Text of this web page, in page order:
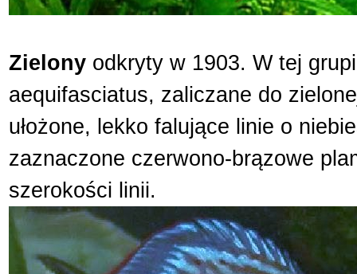
Zielony odkryty w 1903. W tej
aequifasciatus, zaliczane do
ułożone, lekko falujące linie o
zaznaczone czerwono-brązowe
szerokości linii.